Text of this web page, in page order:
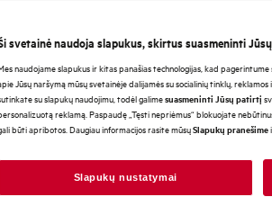
svetainė naudoja slapukus, skirtus suasmeninti
naudojame slapukus ir kitas panašias technologijas, kad
Jūsų naršymą mūsų svetainėje dalijamės su socialinių tinklų,
su slapukų naudojimu, todėl galimesuasmeninti Jūsų patirtį
reklamą. Paspaudę „Tęsti nepriėmus“ blokuojate
būti apribotos. Daugiau informacijos rasite mūsųSlapukų pranešime
Slapukų nustatymai